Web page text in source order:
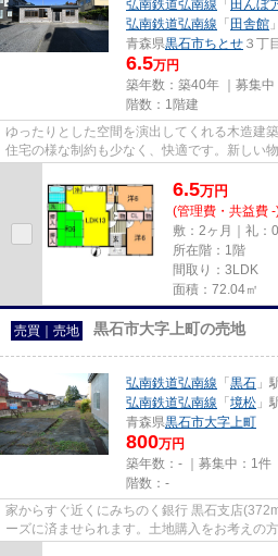
弘南鉄道弘南線 「 田んぼ
弘南鉄道弘南線 「 田舎館
青森県黒石市ちとせ ３丁目
6.5万円
築年数：築40年 ｜募集中
階数：1階建
ゆったりとした空間を演出してくれる木造建
住宅の様な制約も少なく、快適です。新しい
6.5万円
(管理費・共益費 -
敷：2ヶ月｜礼：
所在階：1階
間取り：3LDK
面積：72.04㎡
売買｜売地 黒石市大字上町の売地
弘南鉄道弘南線 「 黒石 」
弘南鉄道弘南線 「 境松 」
青森県黒石市大字上町
800万円
築年数：- ｜募集中： 1件
階数：-
家からすぐ近くにみちのく銀行 黒石支店
ーズに済ませられます。土地購入をお考えの